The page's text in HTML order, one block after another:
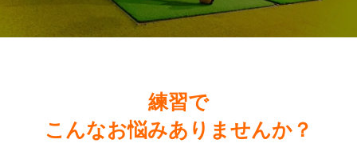
練習で
こんなお悩みありませんか？